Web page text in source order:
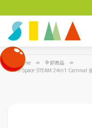
Home 全部商品
T-Space STEAM 24in1 Carnival